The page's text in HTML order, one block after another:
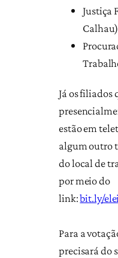
Justiça
Já os filiados
estão em
algum outro
do local de
por meio do
link:bit.ly/
Para a
precisará do